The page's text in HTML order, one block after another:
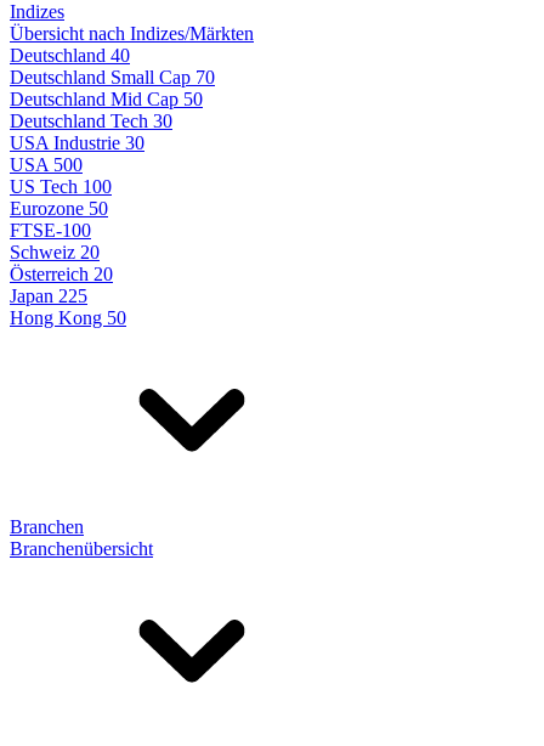
Indizes
Übersicht nach Indizes/Märkten
Deutschland 40
Deutschland Small Cap 70
Deutschland Mid Cap 50
Deutschland Tech 30
USA Industrie 30
USA 500
US Tech 100
Eurozone 50
FTSE-100
Schweiz 20
Österreich 20
Japan 225
Hong Kong 50
Branchen
Branchenübersicht